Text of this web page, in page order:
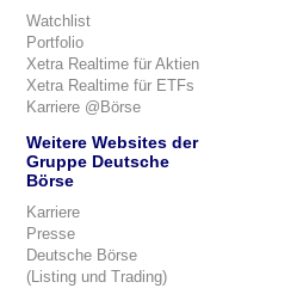
Watchlist
Portfolio
Xetra Realtime für Aktien
Xetra Realtime für ETFs
Karriere @Börse
Weitere Websites der
Gruppe Deutsche
Börse
Karriere
Presse
Deutsche Börse
(Listing und Trading)